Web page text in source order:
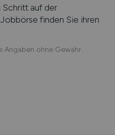
Schritt auf der
finden Sie ihren
Angaben ohne Gewähr.